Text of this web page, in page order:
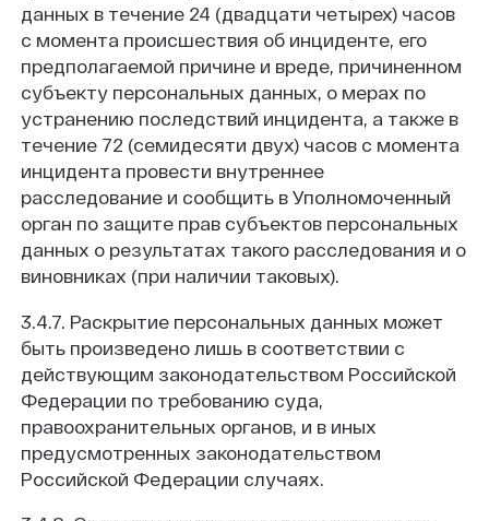
данных в течение 24 (двадцати четырех) часов
с момента происшествия об инциденте, его
предполагаемой причине и вреде, причиненном
субъекту персональных данных, о мерах по
устранению последствий инцидента, а также в
течение 72 (семидесяти двух) часов с момента
инцидента провести внутреннее
расследование и сообщить в Уполномоченный
орган по защите прав субъектов персональных
данных о результатах такого расследования и о
виновниках (при наличии таковых).
3.4.7. Раскрытие персональных данных может
быть произведено лишь в соответствии с
действующим законодательством Российской
Федерации по требованию суда,
правоохранительных органов, и в иных
предусмотренных законодательством
Российской Федерации случаях.